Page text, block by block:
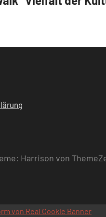
Harrison von
von Real Cookie Banner